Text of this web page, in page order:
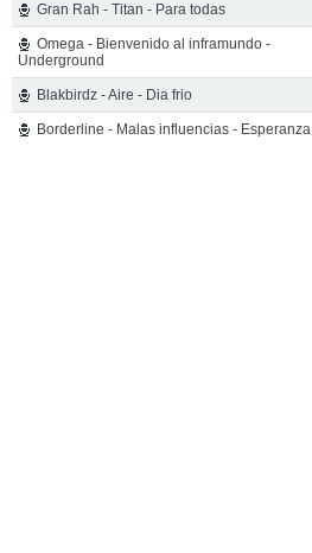
Gran Rah - Titan - Para todas
Omega - Bienvenido al inframundo -
Underground
Blakbirdz - Aire - Dia frio
Borderline - Malas influencias - Esperanza